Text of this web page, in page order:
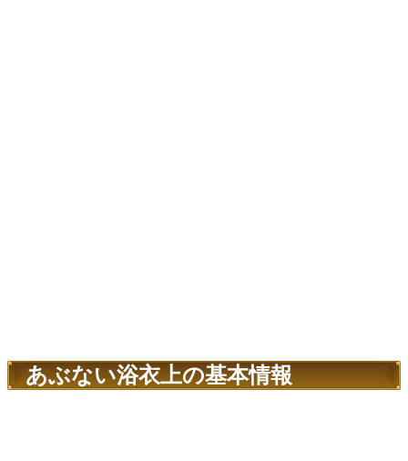
あぶない浴衣上の基本情報